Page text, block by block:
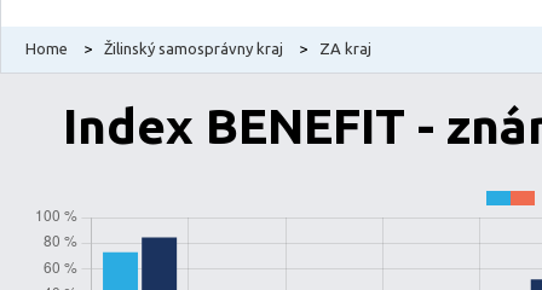
Home > Žilinský samosprávny kraj > ZA kraj
Index BENEFIT -